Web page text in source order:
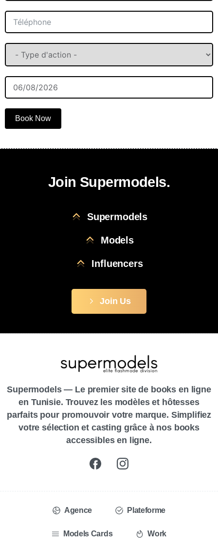
Book Now
Join Supermodels.
Supermodels
Models
Influencers
Join Us
Supermodels — Le premier site de books en ligne
en Tunisie. Trouvez les modèles et hôtesses
parfaits pour promouvoir votre marque. Simplifiez
votre sélection et casting grâce à nos books
accessibles en ligne.
Agence Plateforme
Models Cards Work